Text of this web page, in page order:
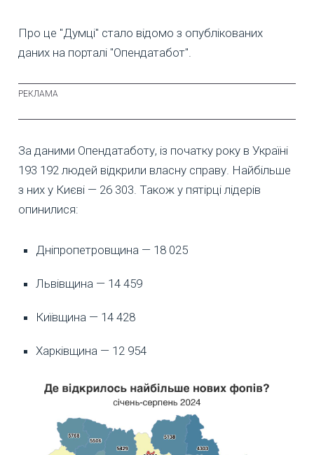
Про це "Думці" стало відомо з опублікованих
даних на порталі "Опендатабот".
За даними Опендатаботу, із початку року в Україні
193 192 людей відкрили власну справу. Найбільше
з них у Києві — 26 303. Також у пятірці лідерів
опинилися:
Дніпропетровщина — 18 025
Львівщина — 14 459
Київщина — 14 428
Харківщина — 12 954